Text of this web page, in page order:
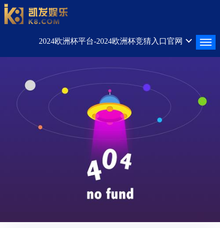
2024欧洲杯平台-2024欧洲杯竞猜入口官网